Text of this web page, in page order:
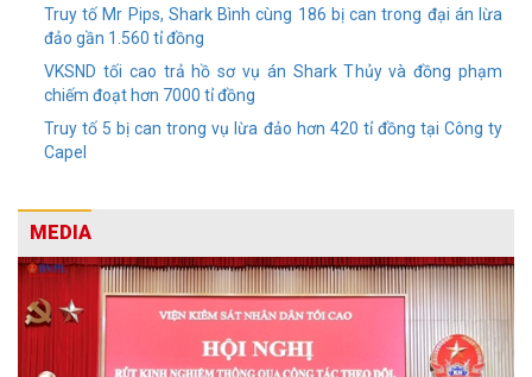
Truy tố Mr Pips, Shark Bình cùng 186 bị can trong đại án lừa
đảo gần 1.560 tỉ đồng
VKSND tối cao trả hồ sơ vụ án Shark Thủy và đồng phạm
chiếm đoạt hơn 7000 tỉ đồng
Truy tố 5 bị can trong vụ lừa đảo hơn 420 tỉ đồng tại Công ty
Capel
MEDIA